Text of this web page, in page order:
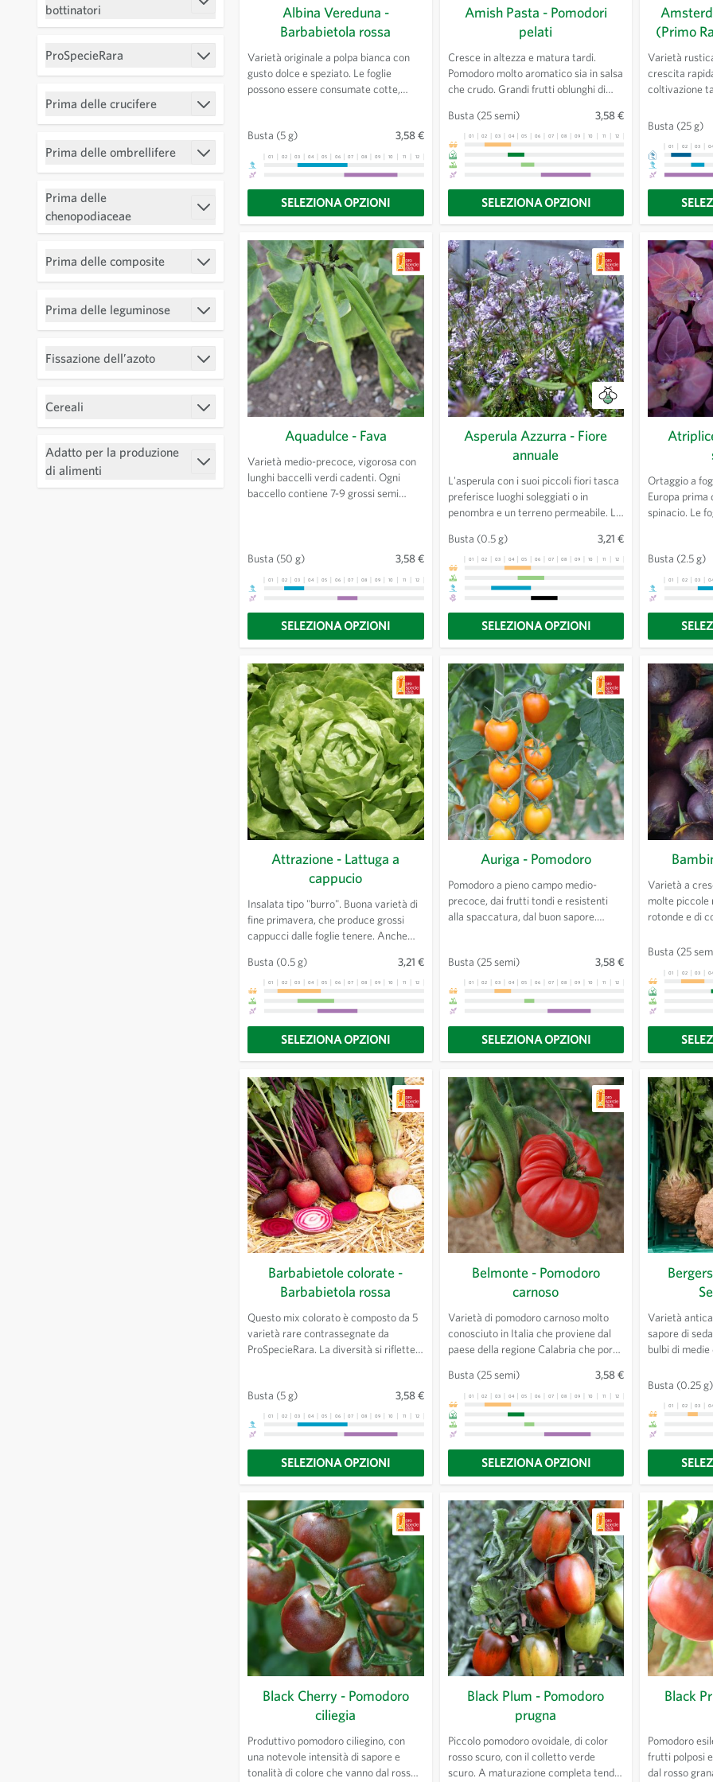
bottinatori
ProSpecieRara
Filtro
Prima delle crucifere
Filtro
Prima delle ombrellifere
Filtro
Prima delle
chenopodiaceaeFiltro
Prima delle composite
Filtro
Prima delle leguminose
Filtro
Fissazione dell’azoto
Filtro
Cereali
Filtro
Adatto per la produzione
di alimenti
Albina Vereduna -
Barbabietola rossa
Varietà originale a polpa bianca con
gusto dolce e speziato. Le foglie
possono essere consumate cotte,
causa della mancanza del colorante
betanina, le mani e la cucina
rimangono pulite.
3,58 €
Busta (5 g)
01 02 03 04 05 06 07 08 09 10 11 12
SELEZIONA OPZIONI
Amish Pasta - Pomodori
pelati
Cresce in altezza e matura tardi.
Pomodoro molto aromatico sia in salsa
che crudo. Grandi frutti oblunghi di
3,58 €
Busta (25 semi)
01 02 03 04 05 06 07 08 09 10 11 12
SELEZIONA OPZIONI
(Primo
Varietà
crescita
coltivazione
protezione.
Busta (25 g)
01 02 03 04
Aquadulce - Fava
Varietà medio-precoce, vigorosa con
lunghi baccelli verdi cadenti. Ogni
baccello contiene 7-9 grossi semi
3,58 €
Busta (50 g)
01 02 03 04 05 06 07 08 09 10 11 12
SELEZIONA OPZIONI
Asperula Azzurra - Fiore
annuale
L'asperula con i suoi piccoli fiori tasca
preferisce luoghi soleggiati o in
penombra e un terreno permeabile. Le
raggiungono i 30 cm di altezza e
diffondono un profumo dolciastro.
3,21 €
Busta (0.5 g)
01 02 03 04 05 06 07 08 09 10 11 12
SELEZIONA OPZIONI
Ortaggio a
Europa prima
spinacio. Le
molto
Busta (2.5 g)
01 02 03 04
Attrazione - Lattuga a
cappucio
Insalata tipo "burro". Buona varietà di
fine primavera, che produce grossi
cappucci dalle foglie tenere. Anche
più fresche.
3,21 €
Busta (0.5 g)
01 02 03 04 05 06 07 08 09 10 11 12
SELEZIONA OPZIONI
Auriga - Pomodoro
Pomodoro a pieno campo medio-
precoce, dai frutti tondi e resistenti
alla spaccatura, dal buon sapore.
3,58 €
Busta (25 semi)
01 02 03 04 05 06 07 08 09 10 11 12
SELEZIONA OPZIONI
Varietà a
molte piccole
rotonde e di
Busta (25
01 02 03 04
Barbabietole colorate -
Barbabietola rossa
Questo mix colorato è composto da 5
varietà rare contrassegnate da
ProSpecieRara. La diversità si riflette
insalata o verdura.
3,58 €
Busta (5 g)
01 02 03 04 05 06 07 08 09 10 11 12
SELEZIONA OPZIONI
Belmonte - Pomodoro
carnoso
Varietà di pomodoro carnoso molto
conosciuto in Italia che proviene dal
paese della regione Calabria che porta
piatto, rosso carminio, leggermente a
coste, dall'ottimo gusto. Matura tardi
come la Rosa di Berna. I frutti possono
diventare molto grossi.
3,58 €
Busta (25 semi)
01 02 03 04 05 06 07 08 09 10 11 12
SELEZIONA OPZIONI
Varietà
sapore di
bulbi di medie
fogliame è
consumo
Busta (0.25 g)
01 02 03 04
Black Cherry - Pomodoro
ciliegia
Produttivo pomodoro ciliegino, con
una notevole intensità di sapore e
tonalità di colore che vanno dal rosso
Black Plum - Pomodoro
prugna
Piccolo pomodoro ovoidale, di color
rosso scuro, con il colletto verde
scuro. A maturazione completa tende
Black
Pomodoro
frutti polposi e
dal rosso